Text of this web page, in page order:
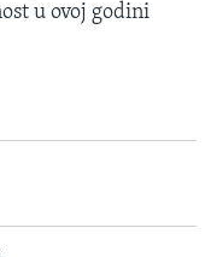
u ovoj godini